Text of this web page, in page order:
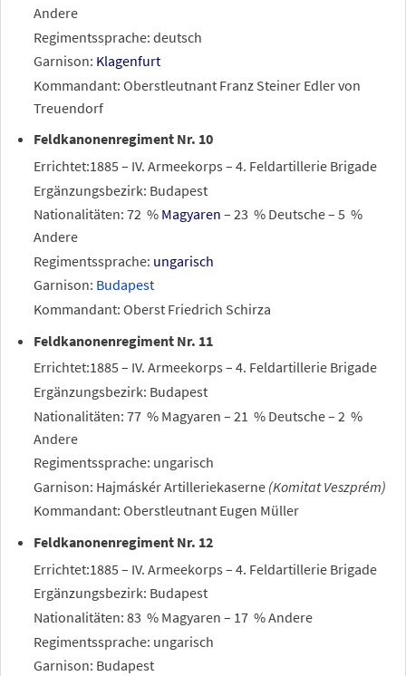
Andere
Regimentssprache: deutsch
Garnison: Klagenfurt
Kommandant: Oberstleutnant Franz Steiner Edler von
Treuendorf
Feldkanonenregiment Nr. 10
Errichtet:1885 – IV. Armeekorps – 4. Feldartillerie Brigade
Ergänzungsbezirk: Budapest
Nationalitäten: 72 % Magyaren – 23 % Deutsche – 5 %
Andere
Regimentssprache: ungarisch
Garnison: Budapest
Kommandant: Oberst Friedrich Schirza
Feldkanonenregiment Nr. 11
Errichtet:1885 – IV. Armeekorps – 4. Feldartillerie Brigade
Ergänzungsbezirk: Budapest
Nationalitäten: 77 % Magyaren – 21 % Deutsche – 2 %
Andere
Regimentssprache: ungarisch
Garnison: Hajmáskér Artilleriekaserne (Komitat Veszprém)
Kommandant: Oberstleutnant Eugen Müller
Feldkanonenregiment Nr. 12
Errichtet:1885 – IV. Armeekorps – 4. Feldartillerie Brigade
Ergänzungsbezirk: Budapest
Nationalitäten: 83 % Magyaren – 17 % Andere
Regimentssprache: ungarisch
Garnison: Budapest